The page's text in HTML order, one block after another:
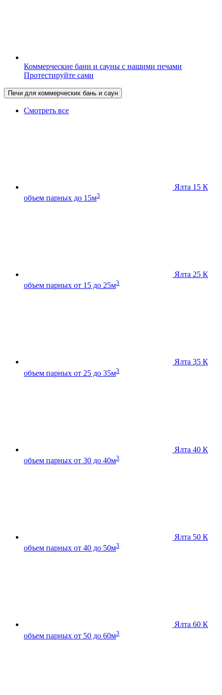
Коммерческие бани и сауны с нашими печами
Протестируйте сами
Печи для коммерческих бань и саун
Смотреть все
Ялта 15 К
объем парных до 15м3
Ялта 25 К
объем парных от 15 до 25м3
Ялта 35 К
объем парных от 25 до 35м3
Ялта 40 К
объем парных от 30 до 40м3
Ялта 50 К
объем парных от 40 до 50м3
Ялта 60 К
объем парных от 50 до 60м3